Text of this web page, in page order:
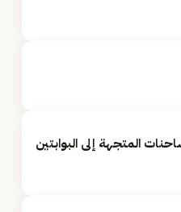
المتجهة إلى البوابتين